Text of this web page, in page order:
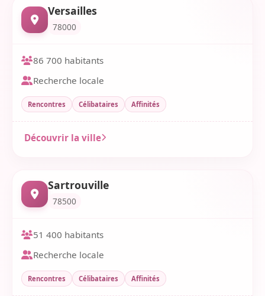
Versailles
78000
86 700 habitants
Recherche locale
Rencontres Célibataires Affinités
Découvrir la ville
Sartrouville
78500
51 400 habitants
Recherche locale
Rencontres Célibataires Affinités